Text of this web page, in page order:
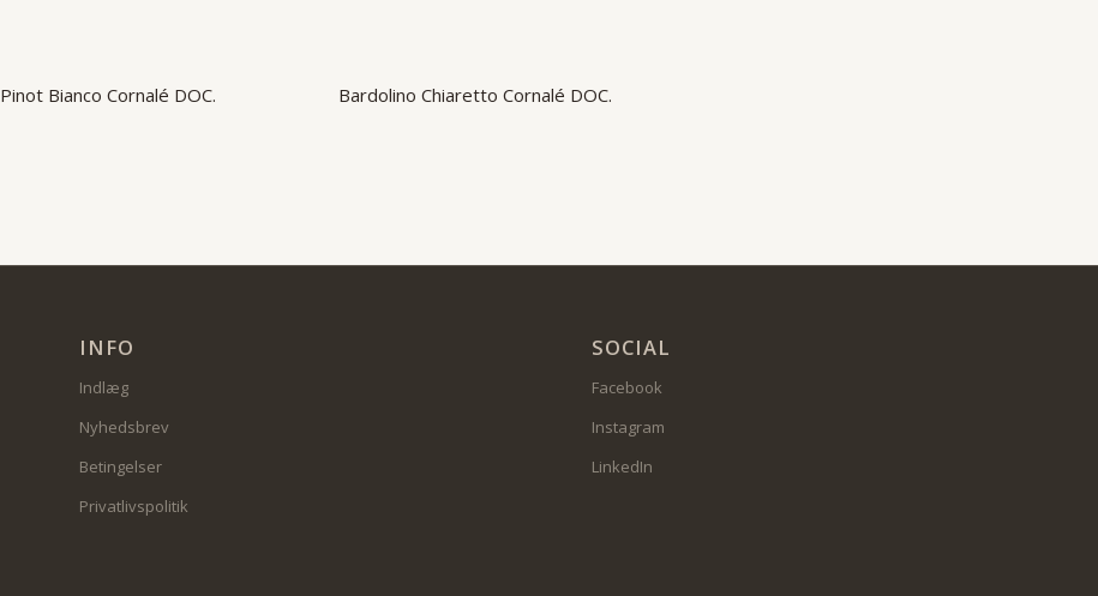
Pinot Bianco Cornalé DOC. Bardolino Chiaretto Cornalé DOC.
INFO
Indlæg
Nyhedsbrev
Betingelser
Privatlivspolitik
SOCIAL
Facebook
Instagram
LinkedIn